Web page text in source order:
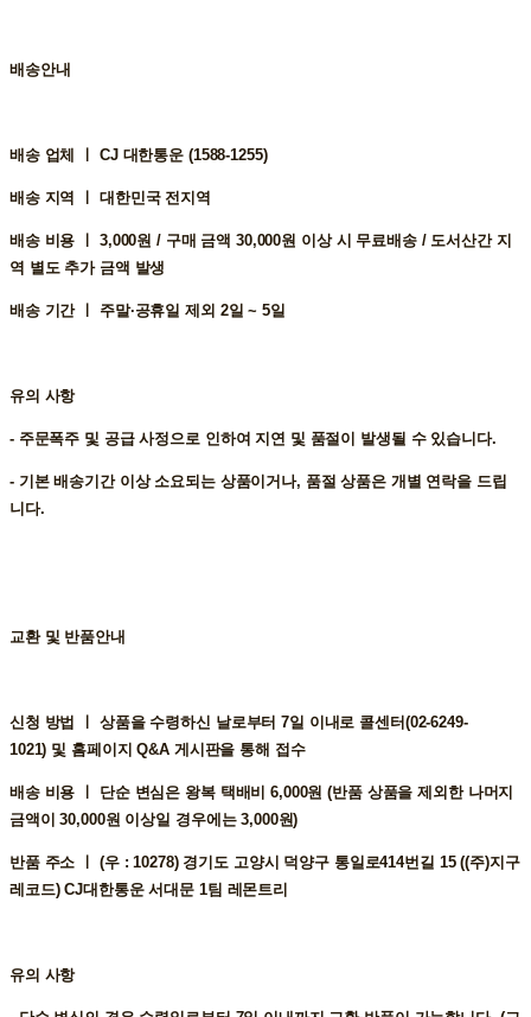
배송안내
배송 업체 ㅣ CJ 대한통운 (1588-1255)
배송 지역 ㅣ 대한민국 전지역
배송 비용 ㅣ 3,000원 / 구매 금액 30,000원 이상 시 무료배송 / 도서산간 지
역 별도 추가 금액 발생
배송 기간 ㅣ 주말·공휴일 제외 2일 ~ 5일
유의 사항
- 주문폭주 및 공급 사정으로 인하여 지연 및 품절이 발생될 수 있습니다.
- 기본 배송기간 이상 소요되는 상품이거나, 품절 상품은 개별 연락을 드립
니다.
교환 및 반품안내
신청 방법 ㅣ 상품을 수령하신 날로부터 7일 이내로 콜센터(02-6249-
1021) 및 홈페이지 Q&A 게시판을 통해 접수
배송 비용 ㅣ
단순 변심은 왕복 택배비 6,000원 (반품 상품을 제외한 나머지
금액이 30,000원 이상일 경우에는 3,000원)
반품 주소 ㅣ (우 : 10278) 경기도 고양시 덕양구 통일로414번길 15 ((주)지구
레코드) CJ대한통운 서대문 1팀 레몬트리
유의 사항